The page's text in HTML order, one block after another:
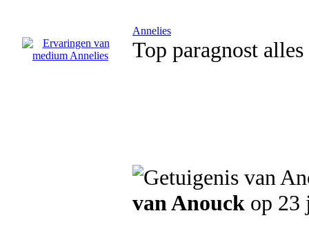
Annelies
Top paragnost
van Anouck op 23